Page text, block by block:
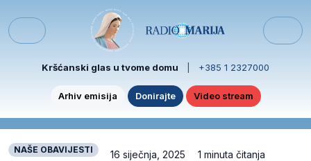
Menu
Kršćanski glas u tvome domu +385 1 2327000
Arhiv emisija Donirajte Video stream
NAŠE OBAVIJESTI 16 siječnja, 2025 1 minuta čitanja